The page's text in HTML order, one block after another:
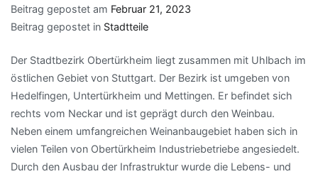
Beitrag gepostet am Februar 21, 2023
Beitrag gepostet in Stadtteile
Der Stadtbezirk Obertürkheim liegt zusammen mit Uhlbach im
östlichen Gebiet von Stuttgart. Der Bezirk ist umgeben von
Hedelfingen, Untertürkheim und Mettingen. Er befindet sich
rechts vom Neckar und ist geprägt durch den Weinbau.
Neben einem umfangreichen Weinanbaugebiet haben sich in
vielen Teilen von Obertürkheim Industriebetriebe angesiedelt.
Durch den Ausbau der Infrastruktur wurde die Lebens- und